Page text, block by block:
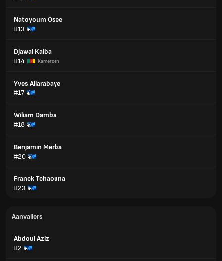
Natoyoum Osee
#13
Djawal Kaiba
#14
Kameroen
Yves Allarabaye
#17
Wiliam Damba
#18
Benjamin Merba
#20
Franck Tchaouna
#23
Aanvallers
Abdoul Aziz
#2